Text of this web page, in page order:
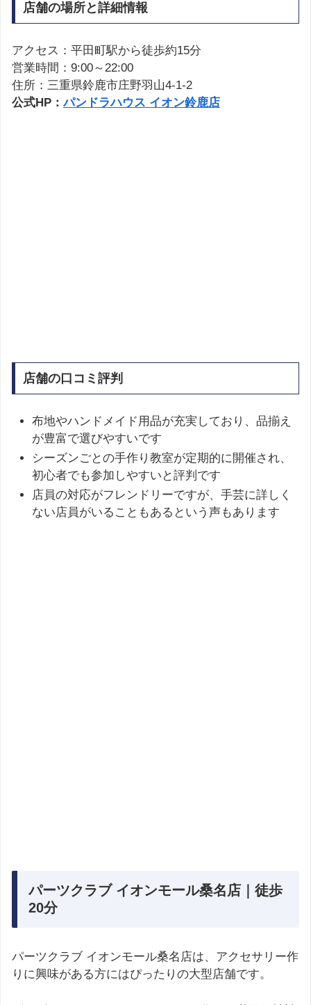
店舗の場所と詳細情報
アクセス：平田町駅から徒歩約15分
営業時間：9:00～22:00
住所：三重県鈴鹿市庄野羽山4-1-2
公式HP：パンドラハウス イオン鈴鹿店
店舗の口コミ評判
布地やハンドメイド用品が充実しており、品揃え
が豊富で選びやすいです
シーズンごとの手作り教室が定期的に開催され、
初心者でも参加しやすいと評判です
店員の対応がフレンドリーですが、手芸に詳しく
ない店員がいることもあるという声もあります
パーツクラブ イオンモール桑名店｜徒歩
20分
パーツクラブ イオンモール桑名店は、アクセサリー作
りに興味がある方にはぴったりの大型店舗です。